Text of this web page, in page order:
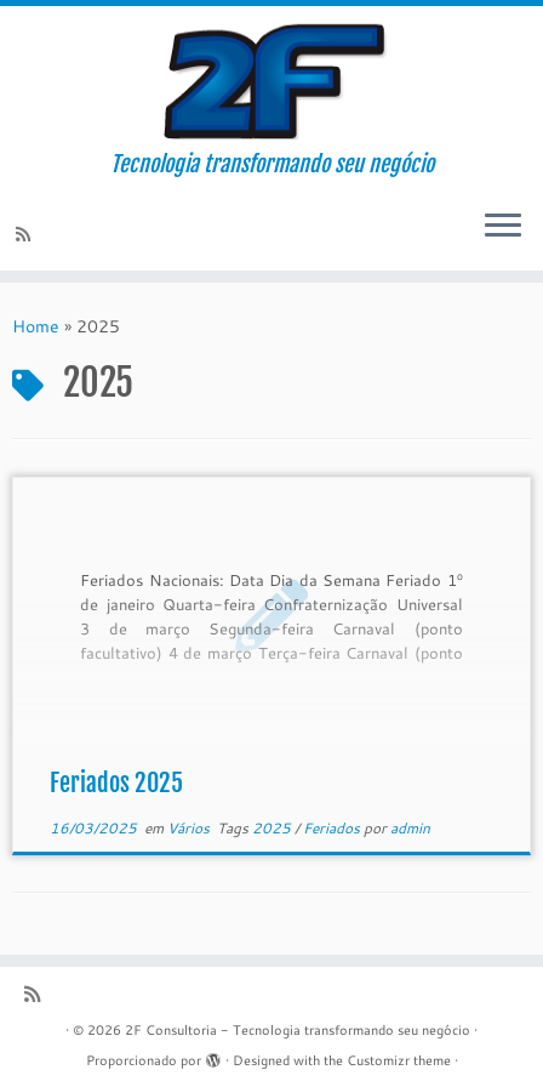
Tecnologia transformando seu negócio
Home » 2025
2025
Feriados Nacionais: Data Dia da Semana Feriado 1º
de janeiro Quarta-feira Confraternização Universal
3 de março Segunda-feira Carnaval (ponto
facultativo) 4 de março Terça-feira Carnaval (ponto
Feriados 2025
16/03/2025em Vários Tags 2025/Feriadosporadmin
· © 2026 2F Consultoria - Tecnologia transformando seu negócio ·
Proporcionado por
· Designed with the Customizr theme·